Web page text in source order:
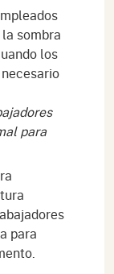
sombra
los
para
para